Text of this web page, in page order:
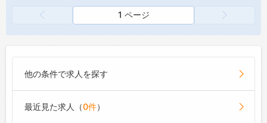
【研修制度】
入社３ヶ月は試用期間で業務を指導します。
リーダーシップ育成のための教育はスキルアッ
【職場の雰囲気・社風】
管理部は品質、営業、生産管理、検査を行う職
場のため様々な考えを持った社員が混在してお
ります。
1 ページ
他の条件で求人を探す
最近見た求人（0件）